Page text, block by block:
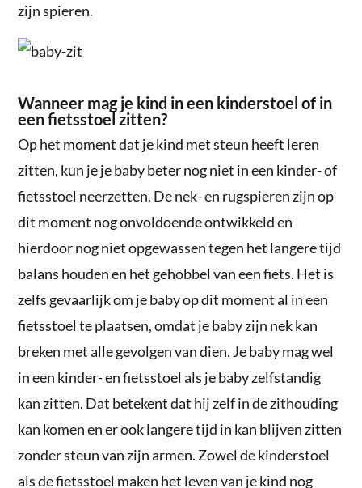
zijn spieren.
Wanneer mag je kind in een kinderstoel of in
een fietsstoel zitten?
Op het moment dat je kind met steun heeft leren
zitten, kun je je baby beter nog niet in een kinder- of
fietsstoel neerzetten. De nek- en rugspieren zijn op
dit moment nog onvoldoende ontwikkeld en
hierdoor nog niet opgewassen tegen het langere tijd
balans houden en het gehobbel van een fiets. Het is
zelfs gevaarlijk om je baby op dit moment al in een
fietsstoel te plaatsen, omdat je baby zijn nek kan
breken met alle gevolgen van dien. Je baby mag wel
in een kinder- en fietsstoel als je baby zelfstandig
kan zitten. Dat betekent dat hij zelf in de zithouding
kan komen en er ook langere tijd in kan blijven zitten
zonder steun van zijn armen. Zowel de kinderstoel
als de fietsstoel maken het leven van je kind nog